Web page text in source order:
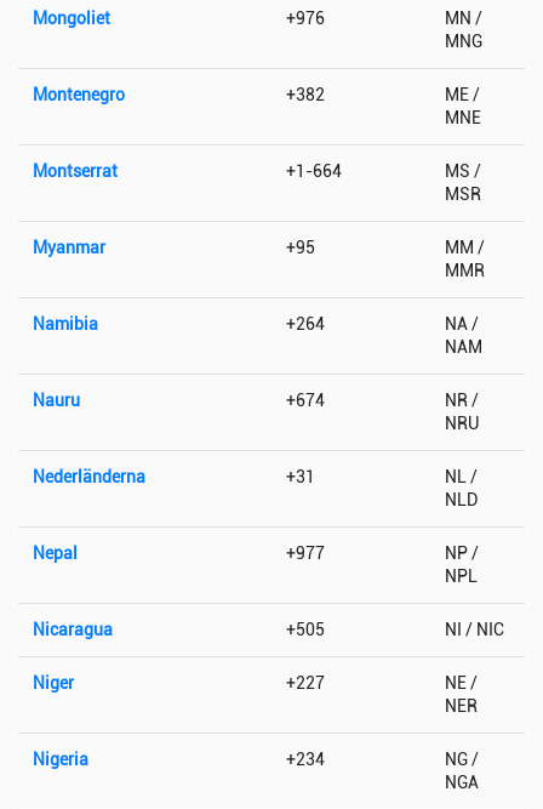
Mongoliet +976
MN /
MNG
Montenegro +382
ME /
MNE
Montserrat +1-664
MS /
MSR
Myanmar +95
MM /
MMR
Namibia +264
NA /
NAM
Nauru +674
NR /
NRU
Nederländerna +31
NL /
NLD
Nepal +977
NP /
NPL
Nicaragua +505 NI / NIC
Niger +227
NE /
NER
Nigeria +234
NG /
NGA